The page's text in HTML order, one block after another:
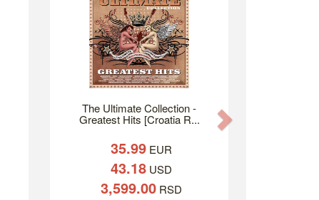
The Ultimate Collection -
Greatest Hits [Croatia R...
35.99EUR
43.18USD
3,599.00RSD